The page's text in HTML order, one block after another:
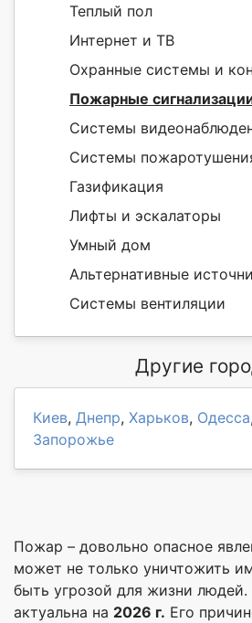
Теплый пол
Интернет и ТВ
Охранные системы и
Пожарные
Системы
Системы
Газификация
Лифты и эскалаторы
Умный дом
Альтернативные
Системы вентиляции
Другие
Киев, Днепр, Харьков, Одесса,
Запорожье
Пожар – довольно опасное
может не только уничтожить
быть угрозой для жизни
актуальна на 2026 г. Его